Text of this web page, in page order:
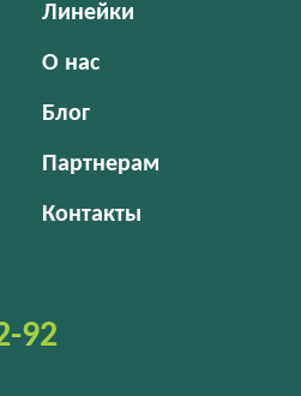
92
Линейки
О нас
Блог
Партнерам
Контакты